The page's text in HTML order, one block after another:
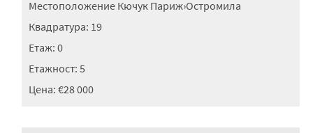
Местоположение Кючук Париж›Остромила
Квадратура: 19
Етаж: 0
Етажност: 5
Цена: €28 000